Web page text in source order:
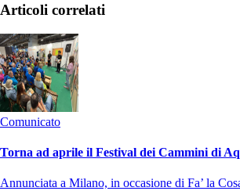
Articoli correlati
Comunicato
Torna ad aprile il Festival dei Cammini di
Annunciata a Milano, in occasione di Fa’ la